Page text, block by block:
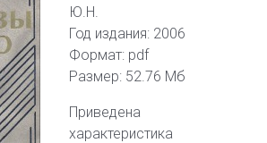
Ю.Н.
Год издания: 2006
Формат: pdf
Размер: 52.76 Мб
Приведена
характеристика